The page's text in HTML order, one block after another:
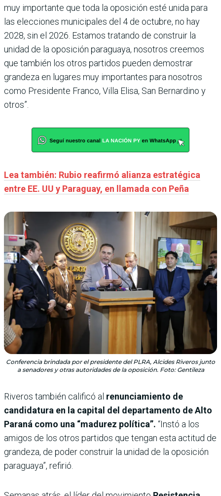
muy importante que toda la oposición esté unida para
las elecciones municipales del 4 de octubre, no hay
2028, sin el 2026. Estamos tratando de construir la
unidad de la oposición paraguaya, nosotros creemos
que también los otros partidos pueden demostrar
grandeza en lugares muy importantes para nosotros
como Presidente Franco, Villa Elisa, San Bernardino y
otros”.
Lea también: Rubio reafirmó alianza estratégica
entre EE. UU y Paraguay, en llamada con Peña
Conferencia brindada por el presidente del PLRA, Alcides Riveros junto
a senadores y otras autoridades de la oposición. Foto: Gentileza
Riveros también calificó al renunciamiento de
candidatura en la capital del departamento de Alto
Paraná como una “madurez política”. “Instó a los
amigos de los otros partidos que tengan esta actitud de
grandeza, de poder construir la unidad de la oposición
paraguaya”, refirió.